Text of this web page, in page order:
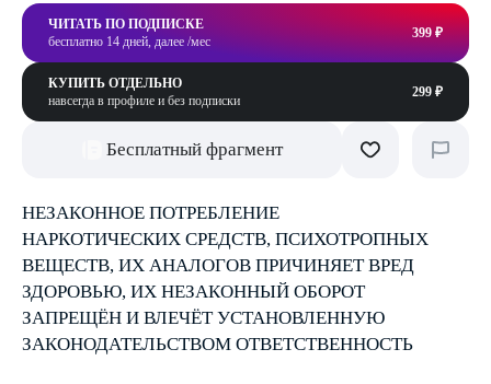
ЧИТАТЬ ПО ПОДПИСКЕ
бесплатно 14 дней, далее /мес
399 ₽
КУПИТЬ ОТДЕЛЬНО
навсегда в профиле и без подписки
299 ₽
Бесплатный фрагмент
НЕЗАКОННОЕ ПОТРЕБЛЕНИЕ
НАРКОТИЧЕСКИХ СРЕДСТВ, ПСИХОТРОПНЫХ
ВЕЩЕСТВ, ИХ АНАЛОГОВ ПРИЧИНЯЕТ ВРЕД
ЗДОРОВЬЮ, ИХ НЕЗАКОННЫЙ ОБОРОТ
ЗАПРЕЩЁН И ВЛЕЧЁТ УСТАНОВЛЕННУЮ
ЗАКОНОДАТЕЛЬСТВОМ ОТВЕТСТВЕННОСТЬ